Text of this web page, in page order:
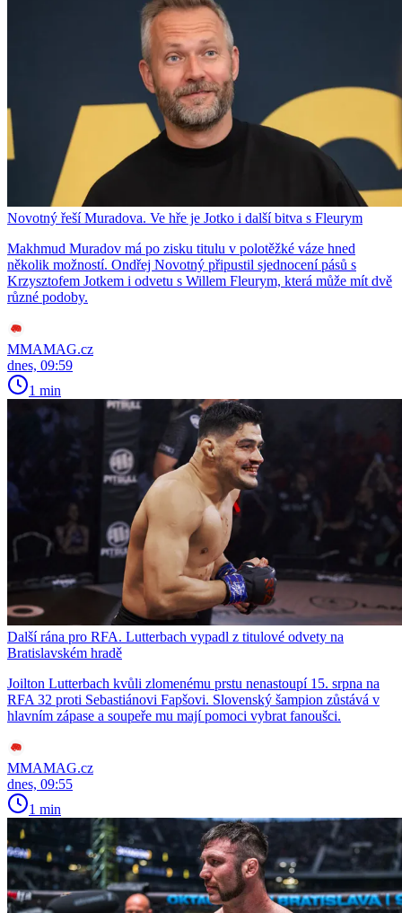
Novotný řeší Muradova. Ve hře je Jotko i další bitva s Fleurym
Makhmud Muradov má po zisku titulu v polotěžké váze hned
několik možností. Ondřej Novotný připustil sjednocení pásů s
Krzysztofem Jotkem i odvetu s Willem Fleurym, která může mít dvě
různé podoby.
MMAMAG.cz
dnes, 09:59
1 min
Další rána pro RFA. Lutterbach vypadl z titulové odvety na
Bratislavském hradě
Joilton Lutterbach kvůli zlomenému prstu nenastoupí 15. srpna na
RFA 32 proti Sebastiánovi Fapšovi. Slovenský šampion zůstává v
hlavním zápase a soupeře mu mají pomoci vybrat fanoušci.
MMAMAG.cz
dnes, 09:55
1 min